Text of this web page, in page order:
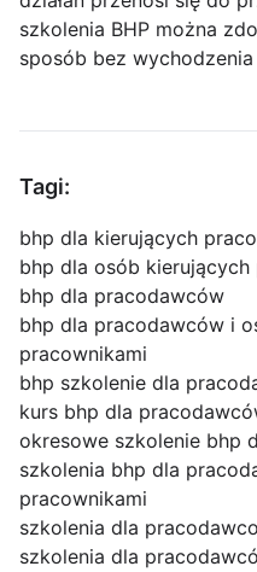
szkolenia BHP można
sposób bez
Tagi:
bhp dla kierujących
bhp dla osób kierujących
bhp dla pracodawców
bhp dla pracodawców i
pracownikami
bhp szkolenie dla
kurs bhp dla
okresowe szkolenie bhp
szkolenia bhp dla
pracownikami
szkolenia dla
szkolenia dla